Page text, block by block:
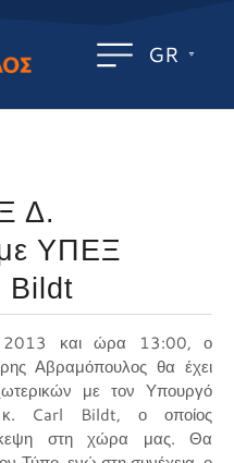
GR
Δ.
ΥΠΕΞ
Bildt
2013 και ώρα 13:00, ο
Αβραμόπουλος θα έχει
με τον Υπουργό
κ. Carl Bildt, ο οποίος
στη χώρα μας. Θα